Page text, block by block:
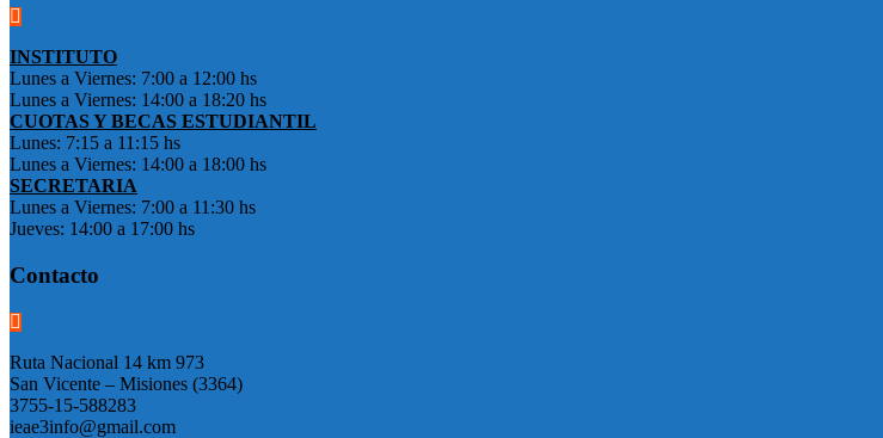
INSTITUTO
Lunes a Viernes: 7:00 a 12:00 hs
Lunes a Viernes: 14:00 a 18:20 hs
CUOTAS Y BECAS ESTUDIANTIL
Lunes: 7:15 a 11:15 hs
Lunes a Viernes: 14:00 a 18:00 hs
SECRETARIA
Lunes a Viernes: 7:00 a 11:30 hs
Jueves: 14:00 a 17:00 hs
Contacto
Ruta Nacional 14 km 973
San Vicente – Misiones (3364)
3755-15-588283
ieae3info@gmail.com